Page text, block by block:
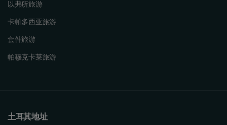
以弗所旅游
卡帕多西亚旅游
套件旅游
帕穆克卡莱旅游
土耳其地址